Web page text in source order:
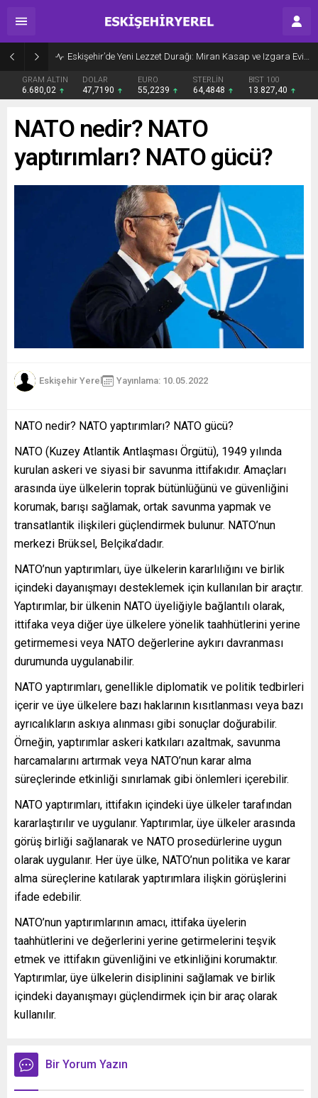
Eskişehir’de Yeni Lezzet Durağı: Miran Kasap ve Izgara Evi Açıldı
GRAM ALTIN
6.680,02
DOLAR
47,7190
EURO
55,2239
STERLİN
64,4848
BIST 100
13.827,40
NATO nedir? NATO
yaptırımları? NATO gücü?
Eskişehir Yerel Yayınlama: 10.05.2022
NATO nedir? NATO yaptırımları? NATO gücü?
NATO (Kuzey Atlantik Antlaşması Örgütü), 1949 yılında
kurulan askeri ve siyasi bir savunma ittifakıdır. Amaçları
arasında üye ülkelerin toprak bütünlüğünü ve güvenliğini
korumak, barışı sağlamak, ortak savunma yapmak ve
transatlantik ilişkileri güçlendirmek bulunur. NATO’nun
merkezi Brüksel, Belçika’dadır.
NATO’nun yaptırımları, üye ülkelerin kararlılığını ve birlik
içindeki dayanışmayı desteklemek için kullanılan bir araçtır.
Yaptırımlar, bir ülkenin NATO üyeliğiyle bağlantılı olarak,
ittifaka veya diğer üye ülkelere yönelik taahhütlerini yerine
getirmemesi veya NATO değerlerine aykırı davranması
durumunda uygulanabilir.
NATO yaptırımları, genellikle diplomatik ve politik tedbirleri
içerir ve üye ülkelere bazı haklarının kısıtlanması veya bazı
ayrıcalıkların askıya alınması gibi sonuçlar doğurabilir.
Örneğin, yaptırımlar askeri katkıları azaltmak, savunma
harcamalarını artırmak veya NATO’nun karar alma
süreçlerinde etkinliği sınırlamak gibi önlemleri içerebilir.
NATO yaptırımları, ittifakın içindeki üye ülkeler tarafından
kararlaştırılır ve uygulanır. Yaptırımlar, üye ülkeler arasında
görüş birliği sağlanarak ve NATO prosedürlerine uygun
olarak uygulanır. Her üye ülke, NATO’nun politika ve karar
alma süreçlerine katılarak yaptırımlara ilişkin görüşlerini
ifade edebilir.
NATO’nun yaptırımlarının amacı, ittifaka üyelerin
taahhütlerini ve değerlerini yerine getirmelerini teşvik
etmek ve ittifakın güvenliğini ve etkinliğini korumaktır.
Yaptırımlar, üye ülkelerin disiplinini sağlamak ve birlik
içindeki dayanışmayı güçlendirmek için bir araç olarak
kullanılır.
Bir Yorum Yazın